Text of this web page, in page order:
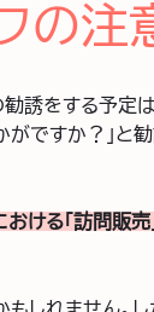
の注
誘をする予定
ですか？」と
ける「訪問販売